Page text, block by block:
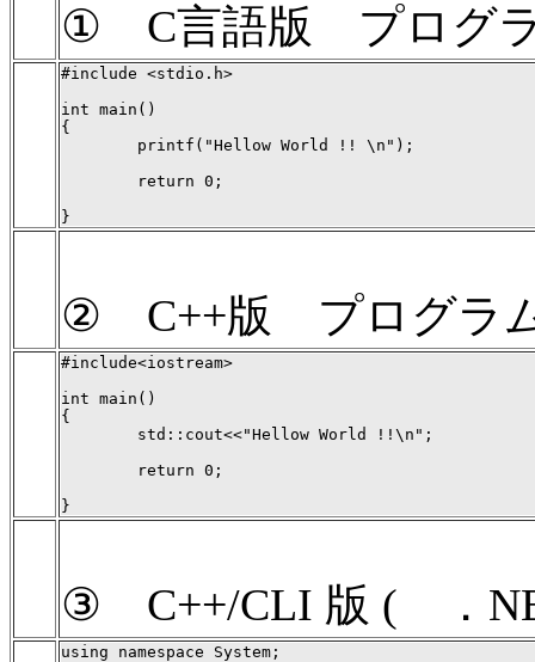
① C言語版 プログ
#include <stdio.h>
int main()
{
        printf("Hellow World !! \n");
        return 0;
② C++版 プログラ
#include<iostream>
int main()
{
        std::cout<<"Hellow World !!\n";
        return 0;
③ C++/CLI 版 ( ．
using namespace System;